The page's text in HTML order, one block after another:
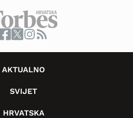
AKTUALNO
SVIJET
HRVATSKA